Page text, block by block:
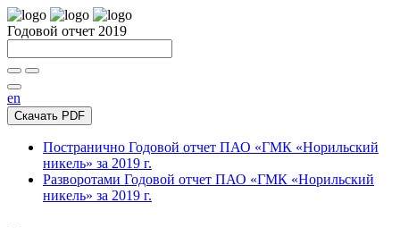
Годовой отчет 2019
en
Скачать PDF
Постранично Годовой отчет ПАО «ГМК «Норильский
никель» за 2019 г.
Разворотами Годовой отчет ПАО «ГМК «Норильский
никель» за 2019 г.